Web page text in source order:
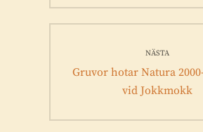
NÄSTA
Nästa
Gruvor hotar Natura
vid Jokkmokk